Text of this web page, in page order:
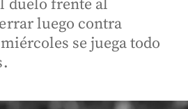
duelo frente al
luego contra
se juega todo